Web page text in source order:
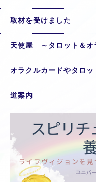
取材を受けました
天使屋 ～タロット＆オ
オラクルカードやタロ
道案内